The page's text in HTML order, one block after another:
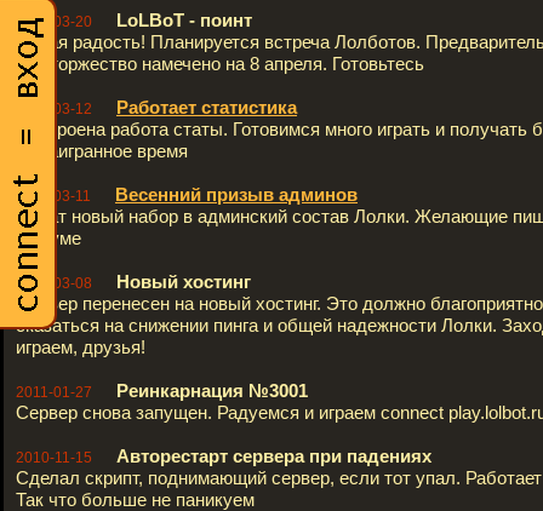
2011-03-20
LoLBoT - поинт
Новая радость! Планируется встреча Лолботов.
сие торжество намечено на 8 апреля. Готовьтесь
2011-03-12
Работает статистика
Настроена работа статы. Готовимся много играть и получать
за наигранное время
2011-03-11
Весенний призыв админов
Начат новый набор в админский состав Лолки. Желающие
форуме
2011-03-08
Новый хостинг
Сервер перенесен на новый хостинг. Это должно благоприятно
сказаться на снижении пинга и общей надежности Лолки.
играем, друзья!
2011-01-27
Реинкарнация №3001
Сервер снова запущен. Радуемся и играем connect
2010-11-15
Авторестарт сервера при падениях
Сделал скрипт, поднимающий сервер, если тот упал.
Так что больше не паникуем